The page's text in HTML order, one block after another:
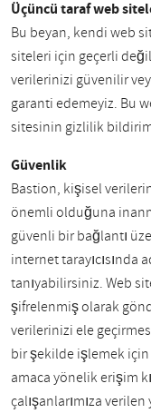
Üçüncü taraf web
Bu beyan, kendi web
siteleri için geçerli
verilerinizi güvenilir
garanti edemeyiz. Bu
sitesinin gizlilik
Güvenlik
Bastion, kişisel
önemli olduğuna
güvenli bir bağlantı
internet
tanıyabilirsiniz. Web
şifrelenmiş olarak
verilerinizi ele
bir şekilde işlemek için
amaca yönelik erişim
çalışanlarımıza